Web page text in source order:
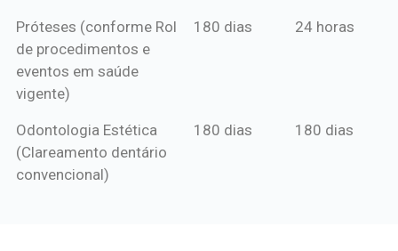
Próteses (conforme Rol
de procedimentos e
eventos em saúde
vigente)
180 dias 24 horas
Odontologia Estética
(Clareamento dentário
convencional)
180 dias 180 dias